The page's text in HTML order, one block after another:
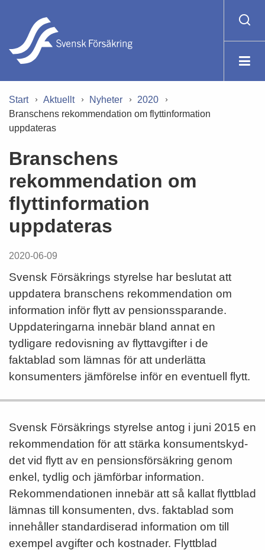
Start Aktuellt Nyheter
2020
Branschens rekommendation om flyttinformation
uppdateras
Branschens
rekommendation om
flyttinformation
uppdateras
2020-06-09
Svensk Försäkrings styrelse har beslutat att
uppdatera branschens rekommendation om
information inför flytt av pensionssparande.
Uppdateringarna innebär bland annat en
tydligare redovisning av flyttavgifter i de
faktablad som lämnas för att underlätta
konsumenters jämförelse inför en eventuell flytt.
Svensk Försäkrings styrelse antog i juni 2015 en
rekommendation för att stärka konsument­skyd­
det vid flytt av en pensionsförsäkring genom
enkel, tydlig och jämförbar information.
Rekommendationen innebär att så kallat flyttblad
lämnas till konsumenten, dvs. faktablad som
inne­håller stan­dardi­serad information om till
exempel avgifter och kostnader. Flyttblad